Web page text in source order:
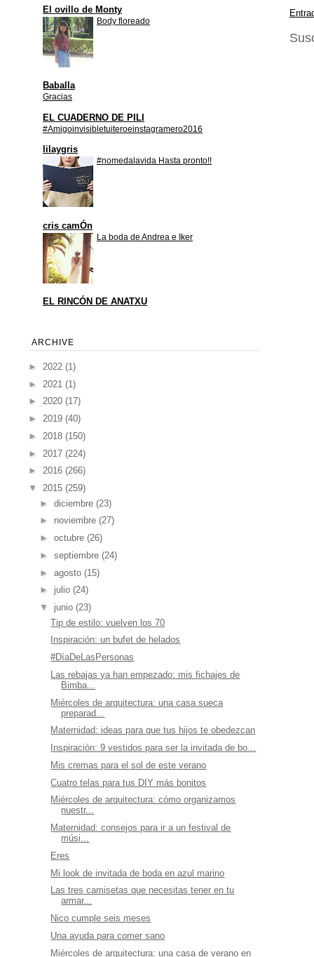
El ovillo de Monty
Body floreado
Baballa
Gracias
EL CUADERNO DE PILI
#Amigoinvisibletuiteroeinstagramero2016
lilaygris
#nomedalavida Hasta pronto!!
cris camÓn
La boda de Andrea e Iker
EL RINCÓN DE ANATXU
ARCHIVE
► 2022 (1)
► 2021 (1)
► 2020 (17)
► 2019 (40)
► 2018 (150)
► 2017 (224)
► 2016 (266)
▼ 2015 (259)
► diciembre (23)
► noviembre (27)
► octubre (26)
► septiembre (24)
► agosto (15)
► julio (24)
▼ junio (23)
Tip de estilo: vuelven los 70
Inspiración: un bufet de helados
#DíaDeLasPersonas
Las rebajas ya han empezado: mis fichajes de
Bimba...
Miércoles de arquitectura: una casa sueca
preparad...
Maternidad: ideas para que tus hijos te obedezcan
Inspiración: 9 vestidos para ser la invitada de bo...
Mis cremas para el sol de este verano
Cuatro telas para tus DIY más bonitos
Miércoles de arquitectura: cómo organizamos
nuestr...
Maternidad: consejos para ir a un festival de
músi...
Eres
Mi look de invitada de boda en azul marino
Las tres camisetas que necesitas tener en tu
armar...
Nico cumple seis meses
Una ayuda para comer sano
Miércoles de arquitectura: una casa de verano en